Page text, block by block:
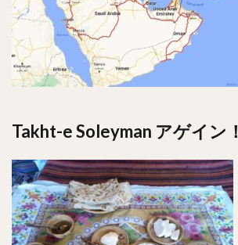
Takht-e Soleyman アゲイン！